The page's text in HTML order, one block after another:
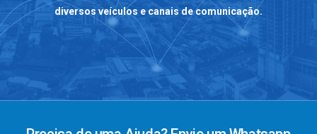
diversos veículos e canais de comunicação.